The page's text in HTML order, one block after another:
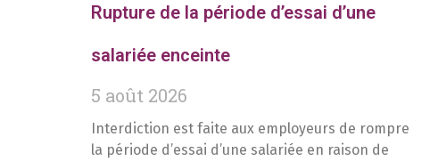
Rupture de la période d’essai d’une
salariée enceinte
5 août 2026
Interdiction est faite aux employeurs de rompre
la période d’essai d’une salariée en raison de